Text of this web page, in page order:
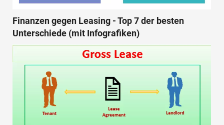
Finanzen gegen Leasing - Top 7 der besten
Unterschiede (mit Infografiken)